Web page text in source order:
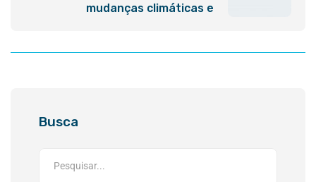
mudanças climáticas e
Busca